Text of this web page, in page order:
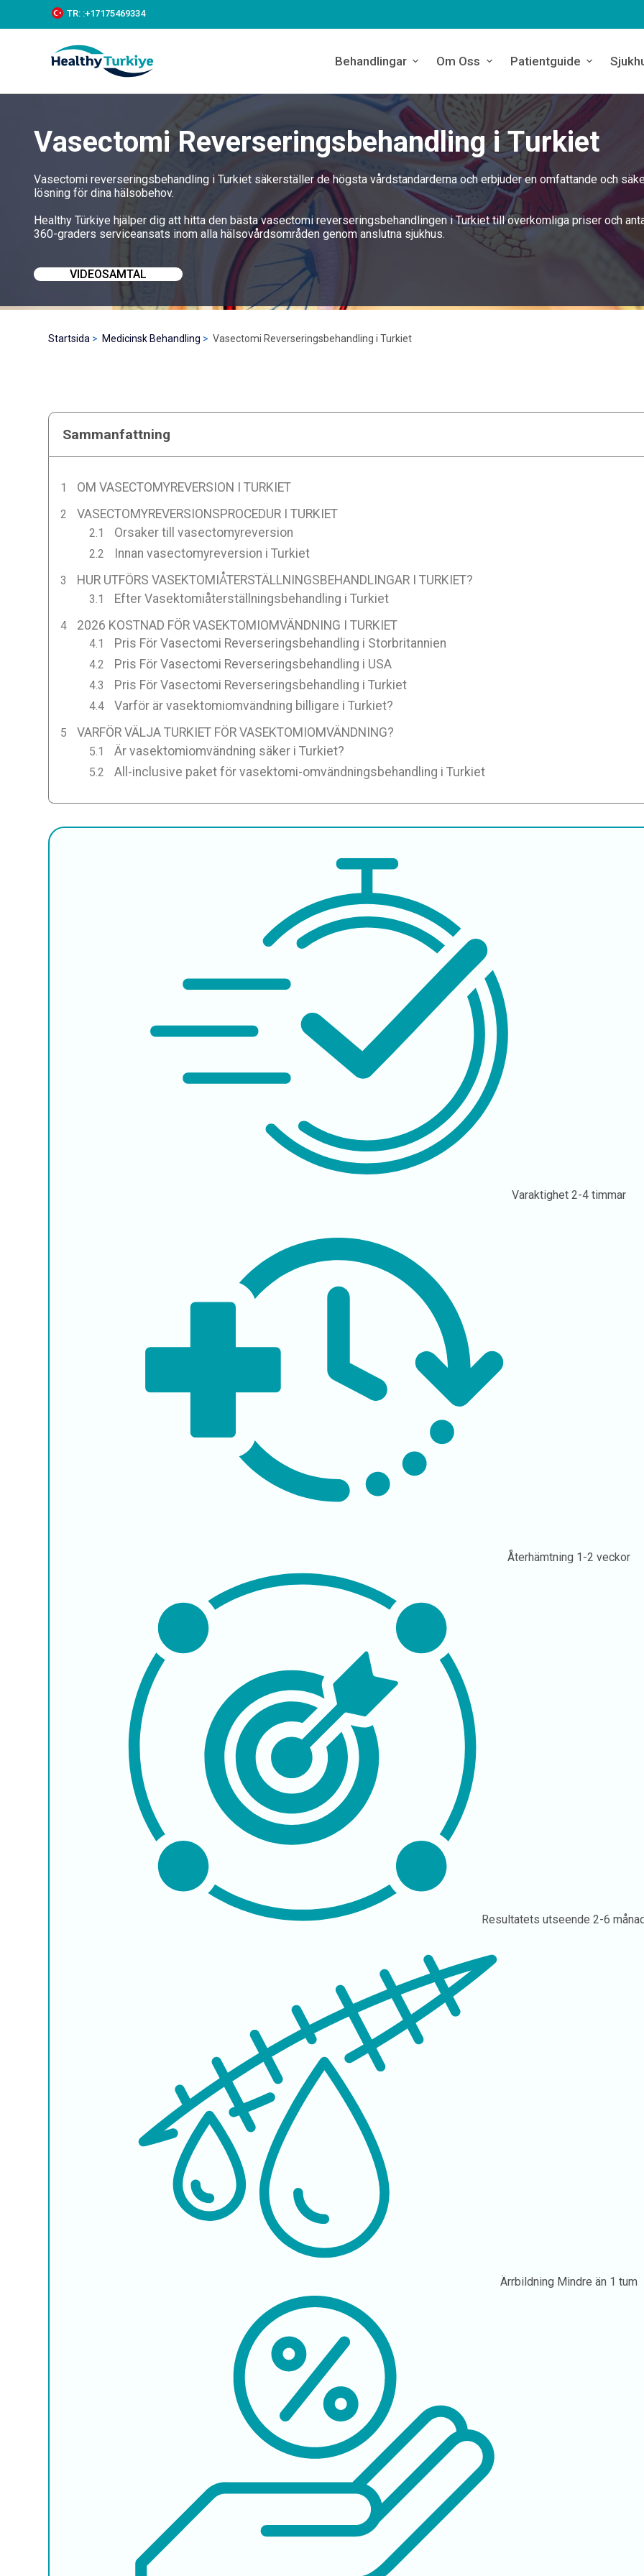
k
c
TR: :+‪17175469334‬
Behandlingar Om Oss Patientguide
Vasectomi Reverseringsbehandling i Turkiet
Vasectomi reverseringsbehandling i Turkiet säkerställer de högsta vårdstandarderna och erbjuder en omfattande och
lösning för dina hälsobehov.
Healthy Türkiye hjälper dig att hitta den bästa vasectomi reverseringsbehandlingen i Turkiet till överkomliga priser och
360-graders serviceansats inom alla hälsovårdsområden genom anslutna sjukhus.
VIDEOSAMTAL
Startsida Medicinsk Behandling Vasectomi Reverseringsbehandling i Turkiet
Sammanfattning
OM VASECTOMYREVERSION I TURKIET
VASECTOMYREVERSIONSPROCEDUR I TURKIET
Orsaker till vasectomyreversion
Innan vasectomyreversion i Turkiet
HUR UTFÖRS VASEKTOMIÅTERSTÄLLNINGSBEHANDLINGAR I TURKIET?
Efter Vasektomiåterställningsbehandling i Turkiet
2026 KOSTNAD FÖR VASEKTOMIOMVÄNDNING I TURKIET
Pris För Vasectomi Reverseringsbehandling i Storbritannien
Pris För Vasectomi Reverseringsbehandling i USA
Pris För Vasectomi Reverseringsbehandling i Turkiet
Varför är vasektomiomvändning billigare i Turkiet?
VARFÖR VÄLJA TURKIET FÖR VASEKTOMIOMVÄNDNING?
Är vasektomiomvändning säker i Turkiet?
All-inclusive paket för vasektomi-omvändningsbehandling i Turkiet
Varaktighet 2-4 timmar
Återhämtning 1-2 veckor
Resultatets utseende 2-6
Ärrbildning Mindre än 1 tum